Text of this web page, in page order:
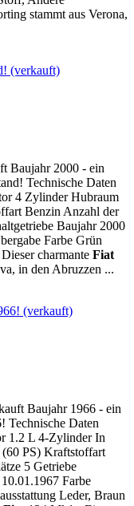
stammt aus Verona,
(verkauft)
Baujahr 2000 - ein
Technische Daten
4 Zylinder Hubraum
Benzin Anzahl der
Baujahr 2000
Farbe Grün
charmante Fiat
in den Abruzzen ...
(verkauft)
Baujahr 1966 - ein
Technische Daten
1.2 L 4-Zylinder In
PS) Kraftstoffart
5 Getriebe
Farbe
Leder, Braun